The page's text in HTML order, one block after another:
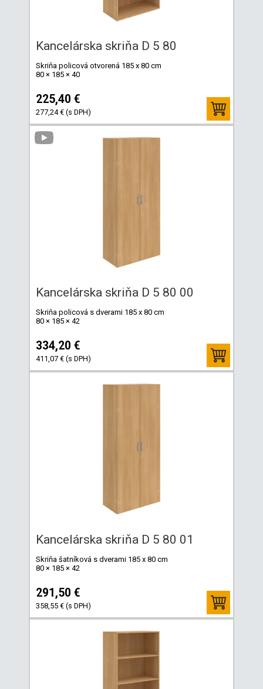
Kancelárska skriňa D 5 80
Skriňa policová otvorená 185 x 80 cm
80 × 185 × 40
225,40 €
277,24 € (s DPH)
Kancelárska skriňa D 5 80 00
Skriňa policová s dverami 185 x 80 cm
80 × 185 × 42
334,20 €
411,07 € (s DPH)
Kancelárska skriňa D 5 80 01
Skriňa šatníková s dverami 185 x 80 cm
80 × 185 × 42
291,50 €
358,55 € (s DPH)